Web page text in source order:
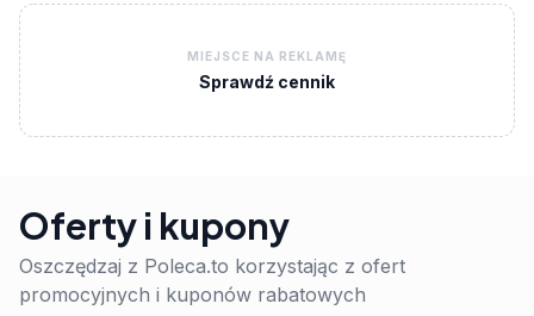
MIEJSCE NA REKLAMĘ
Sprawdź cennik
Oferty i kupony
Oszczędzaj z Poleca.to korzystając z ofert
promocyjnych i kuponów rabatowych